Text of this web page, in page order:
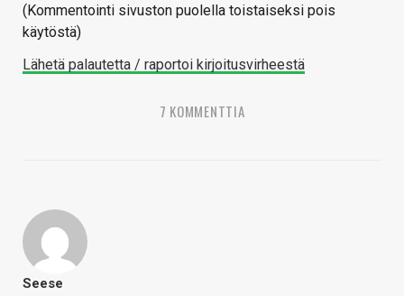
(Kommentointi sivuston puolella toistaiseksi pois
käytöstä)
Lähetä palautetta / raportoi kirjoitusvirheestä
7 KOMMENTTIA
Seese